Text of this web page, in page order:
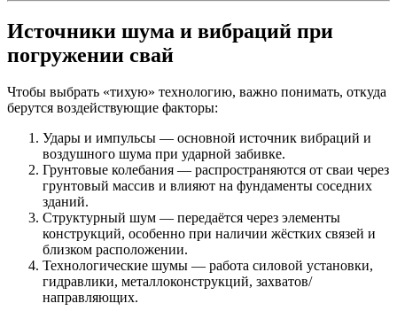
Источники шума и вибраций при
погружении свай
Чтобы выбрать «тихую» технологию, важно понимать, откуда
берутся воздействующие факторы:
Удары и импульсы — основной источник вибраций и
воздушного шума при ударной забивке.
Грунтовые колебания — распространяются от сваи через
грунтовый массив и влияют на фундаменты соседних
зданий.
Структурный шум — передаётся через элементы
конструкций, особенно при наличии жёстких связей и
близком расположении.
Технологические шумы — работа силовой установки,
гидравлики, металлоконструкций, захватов/
направляющих.